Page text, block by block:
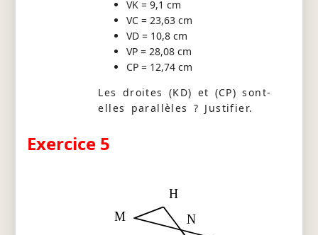
VK = 9,1 cm
VC = 23,63 cm
VD = 10,8 cm
VP = 28,08 cm
CP = 12,74 cm
Les droites (KD) et (CP) sont-
elles parallèles ? Justifier.
Exercice 5
N
H
M